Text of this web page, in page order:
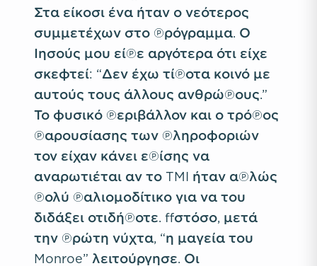
Στα είκοσι ένα ήταν ο νεότερος
συμμετέχων στο πρόγραμμα. Ο
Ιησούς μου είπε αργότερα ότι είχε
σκεφτεί: “Δεν έχω τίποτα κοινό με
αυτούς τους άλλους ανθρώπους.”
Το φυσικό περιβάλλον και ο τρόπος
παρουσίασης των πληροφοριών
τον είχαν κάνει επίσης να
αναρωτιέται αν το TMI ήταν απλώς
πολύ παλιομοδίτικο για να του
διδάξει οτιδήποτε. Ωστόσο, μετά
την πρώτη νύχτα, “η μαγεία του
Monroe” λειτούργησε. Οι